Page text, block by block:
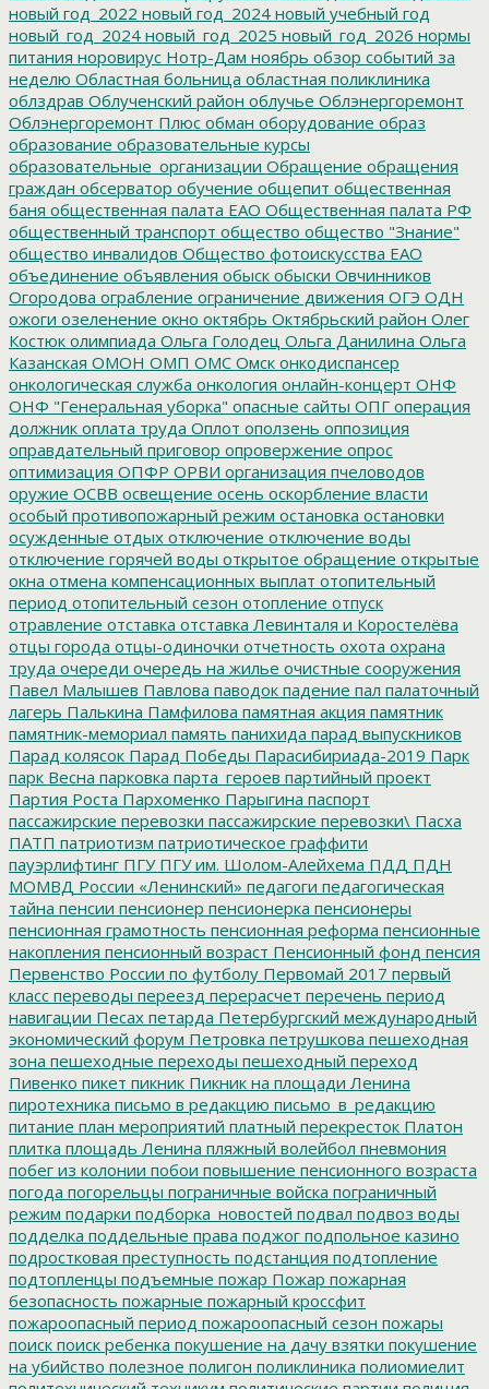
новый год_2022 новый год_2024 новый учебный год
новый_год_2024 новый_год_2025 новый_год_2026 нормы
питания норовирус Нотр-Дам ноябрь обзор событий за
неделю Областная больница областная поликлиника
облздрав Облученский район облучье Облэнергоремонт
Облэнергоремонт Плюс обман оборудование образ
образование образовательные курсы
образовательные_организации Обращение обращения
граждан обсерватор обучение общепит общественная
баня общественная палата ЕАО Общественная палата РФ
общественный транспорт общество общество "Знание"
общество инвалидов Общество фотоискусства ЕАО
объединение объявления обыск обыски Овчинников
Огородова ограбление ограничение движения ОГЭ ОДН
ожоги озеленение окно октябрь Октябрьский район Олег
Костюк олимпиада Ольга Голодец Ольга Данилина Ольга
Казанская ОМОН ОМП ОМС Омск онкодиспансер
онкологическая служба онкология онлайн-концерт ОНФ
ОНФ "Генеральная уборка" опасные сайты ОПГ операция
должник оплата труда Оплот оползень оппозиция
оправдательный приговор опровержение опрос
оптимизация ОПФР ОРВИ организация пчеловодов
оружие ОСВВ освещение осень оскорбление власти
особый противопожарный режим остановка остановки
осужденные отдых отключение отключение воды
отключение горячей воды открытое обращение открытые
окна отмена компенсационных выплат отопительный
период отопительный сезон отопление отпуск
отравление отставка отставка Левинталя и Коростелёва
отцы города отцы-одиночки отчетность охота охрана
труда очереди очередь на жилье очистные сооружения
Павел Малышев Павлова паводок падение пал палаточный
лагерь Палькина Памфилова памятная акция памятник
памятник-мемориал память панихида парад выпускников
Парад колясок Парад Победы Парасибириада-2019 Парк
парк Весна парковка парта_героев партийный проект
Партия Роста Пархоменко Парыгина паспорт
пассажирские перевозки пассажирские перевозки\ Пасха
ПАТП патриотизм патриотическое граффити
пауэрлифтинг ПГУПГУ им. Шолом-Алейхема ПДД ПДН
МОМВД России «Ленинский» педагоги педагогическая
тайна пенсии пенсионер пенсионерка пенсионеры
пенсионная грамотность пенсионная реформа пенсионные
накопления пенсионный возраст Пенсионный фонд пенсия
Первенство России по футболу Первомай 2017 первый
класс переводы переезд перерасчет перечень период
навигации Песах петарда Петербургский международный
экономический форум Петровка петрушкова пешеходная
зона пешеходные переходы пешеходный переход
Пивенко пикет пикник Пикник на площади Ленина
пиротехника письмо в редакцию письмо_в_редакцию
питание план мероприятий платный перекресток Платон
плитка площадь Ленина пляжный волейбол пневмония
побег из колонии побои повышение пенсионного возраста
погода погорельцы пограничные войска пограничный
режим подарки подборка_новостей подвал подвоз воды
подделка поддельные права поджог подпольное казино
подростковая преступность подстанция подтопление
подтопленцы подъемные пожар Пожар пожарная
безопасность пожарные пожарный кроссфит
пожароопасный период пожароопасный сезон пожары
поиск поиск ребенка покушение на дачу взятки покушение
на убийство полезное полигон поликлиника полиомиелит